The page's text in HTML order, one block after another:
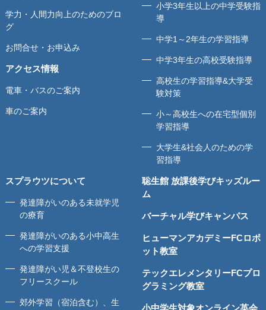
学力・人間力向上のためのブロ
グ
お問合せ・お申込み
アクセス情報
電車・バスのご案内
車のご案内
小学3年生以上の中学受験指
導
中学1～2年生の学習指導
中学3年生の高校受験指導
高校生の学習指導&大学受
験対策
小～高校生への在宅型個別
学習指導
大学生&社会人のための学
習指導
スプラウツについて
発達障がいのある未就学児
の療育
発達障がいのある小中高生
への学習支援
発達障がい児＆不登校生の
フリースクール
郊外学習（宿泊含む）、生
聡生館 放課後学びキッズルー
ム
バーチャル学びキャンパス
ヒューマンアカデミーFCロボ
ット教室
テックエレメンタリーFCプロ
グラミング教室
小中学生対象オンライン英会